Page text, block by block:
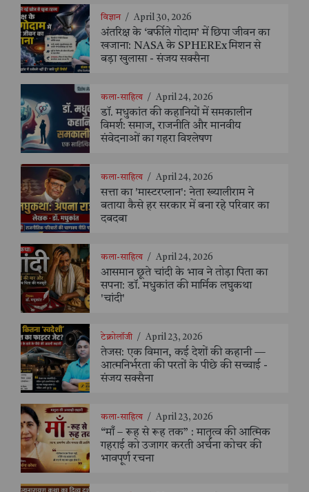
विज्ञान / April 30, 2026
अंतरिक्ष के ‘बर्फीले गोदाम’ में छिपा जीवन का
खजाना: NASA के SPHEREx मिशन से
बड़ा खुलासा - संजय सक्सैना
कला-साहित्य / April 24, 2026
डॉ. मधुकांत की कहानियों में समकालीन
विमर्श: समाज, राजनीति और मानवीय
संवेदनाओं का गहरा विश्लेषण
कला-साहित्य / April 24, 2026
सत्ता का 'मास्टरप्लान': नेता ख्यालीराम ने
बताया कैसे हर सरकार में बना रहे परिवार का
दबदबा
कला-साहित्य / April 24, 2026
आसमान छूते चांदी के भाव ने तोड़ा पिता का
सपना: डॉ. मधुकांत की मार्मिक लघुकथा
'चांदी'
टेक्नोलॉजी / April 23, 2026
तेजस: एक विमान, कई देशों की कहानी —
आत्मनिर्भरता की परतों के पीछे की सच्चाई -
संजय सक्सैना
कला-साहित्य / April 23, 2026
“माँ – रूह से रूह तक” : मातृत्व की आत्मिक
गहराई को उजागर करती अर्चना कोचर की
भावपूर्ण रचना